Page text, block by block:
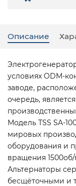
Описание
условиях ODM-
заводе,
очередь,
Модель TSS SA-
мировых
оборудования и
вращения
Альтернаторы
бесщёточными и